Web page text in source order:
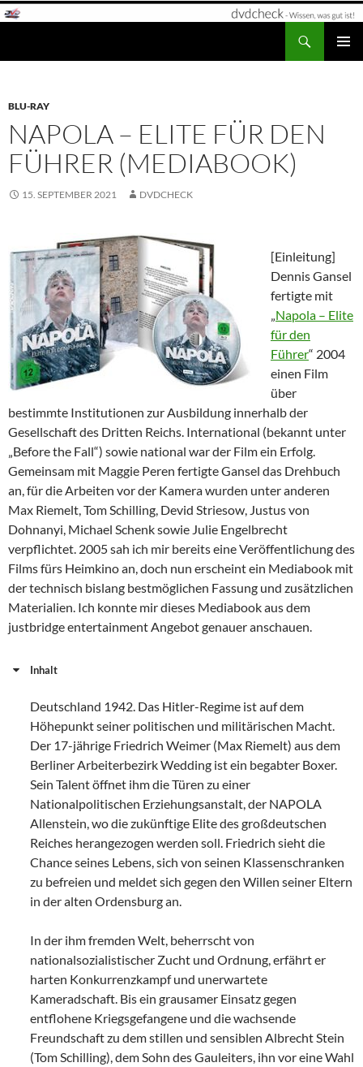
Zum
BLU-RAY
NAPOLA – ELITE FÜR DEN
FÜHRER (MEDIABOOK)
15. SEPTEMBER 2021 DVDCHECK
[Einleitung]
Dennis Gansel
fertigte mit
Napola – Elite
für den
Führer“ 2004
einen Film
über
bestimmte Institutionen zur Ausbildung innerhalb der
Gesellschaft des Dritten Reichs. International (bekannt unter
„Before the Fall“) sowie national war der Film ein Erfolg.
Gemeinsam mit Maggie Peren fertigte Gansel das Drehbuch
an, für die Arbeiten vor der Kamera wurden unter anderen
Max Riemelt, Tom Schilling, Devid Striesow, Justus von
Dohnanyi, Michael Schenk sowie Julie Engelbrecht
verpflichtet. 2005 sah ich mir bereits eine Veröffentlichung des
Films fürs Heimkino an, doch nun erscheint ein Mediabook mit
der technisch bislang bestmöglichen Fassung und zusätzlichen
Materialien. Ich konnte mir dieses Mediabook aus dem
justbridge entertainment Angebot genauer anschauen.
Inhalt
Deutschland 1942. Das Hitler-Regime ist auf dem
Höhepunkt seiner politischen und militärischen Macht.
Der 17-jährige Friedrich Weimer (Max Riemelt) aus dem
Berliner Arbeiterbezirk Wedding ist ein begabter Boxer.
Sein Talent öffnet ihm die Türen zu einer
Nationalpolitischen Erziehungsanstalt, der NAPOLA
Allenstein, wo die zukünftige Elite des großdeutschen
Reiches herangezogen werden soll. Friedrich sieht die
Chance seines Lebens, sich von seinen Klassenschranken
zu befreien und meldet sich gegen den Willen seiner Eltern
in der alten Ordensburg an.
In der ihm fremden Welt, beherrscht von
nationalsozialistischer Zucht und Ordnung, erfährt er
harten Konkurrenzkampf und unerwartete
Kameradschaft. Bis ein grausamer Einsatz gegen
entflohene Kriegsgefangene und die wachsende
Freundschaft zu dem stillen und sensiblen Albrecht Stein
(Tom Schilling), dem Sohn des Gauleiters, ihn vor eine Wahl